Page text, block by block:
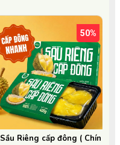
50%
Sầu Riêng cấp đông ( Chín